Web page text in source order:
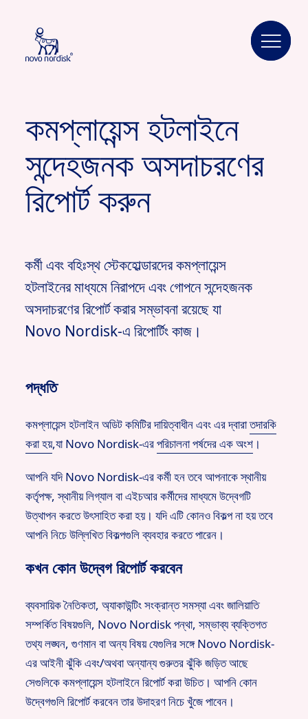
কমপ্লায়েন্স হটলাইনে
সন্দেহজনক অসদাচরণের
রিপোর্ট করুন
কর্মী এবং বহিঃস্থ স্টেকহোল্ডারদের কমপ্লায়েন্স
হটলাইনের মাধ্যমে নিরাপদে এবং গোপনে সন্দেহজনক
অসদাচরণের রিপোর্ট করার সম্ভাবনা রয়েছে যা
Novo Nordisk-এ রিপোর্টিং কাজ।
পদ্ধতি
কমপ্লায়েন্স হটলাইন অডিট কমিটির দায়িত্বাধীন এবং এর দ্বারাতদারকি
করা হয়,যা Novo Nordisk-এরপরিচালনা পর্ষদের এক অংশ ।
আপনি যদি Novo Nordisk-এর কর্মী হন তবে আপনাকে স্থানীয়
কর্তৃপক্ষ, স্থানীয় লিগ্যাল বা এইচআর কর্মীদের মাধ্যমে উদ্বেগটি
উত্থাপন করতে উৎসাহিত করা হয়। যদি এটি কোনও বিকল্প না হয় তবে
আপনি নিচে উল্লিখিত বিকল্পগুলি ব্যবহার করতে পারেন।
কখন কোন উদ্বেগ রিপোর্ট করবেন
ব্যবসায়িক নৈতিকতা, অ্যাকাউন্টিং সংক্রান্ত সমস্যা এবং জালিয়াতি
সম্পর্কিত বিষয়গুলি, Novo Nordisk পন্থা, সম্ভাব্য ব্যক্তিগত
তথ্য লঙ্ঘন, গুণমান বা অন্য বিষয় যেগুলির সঙ্গে Novo Nordisk-
এর আইনী ঝুঁকি এবং/অথবা অন্যান্য গুরুতর ঝুঁকি জড়িত আছে
সেগুলিকে কমপ্লায়েন্স হটলাইনে রিপোর্ট করা উচিত। আপনি কোন
উদ্বেগগুলি রিপোর্ট করবেন তার উদাহরণ নিচে খুঁজে পাবেন।